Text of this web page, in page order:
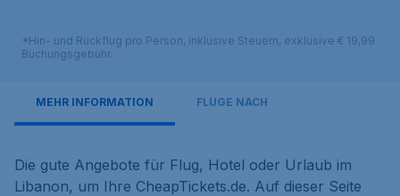
*Hin- und Rückflug pro Person, inklusive Steuern, exklusive € 19,99
Buchungsgebühr.
MEHR INFORMATION FLÜGE NACH
Die gute Angebote für Flug, Hotel oder Urlaub im
Libanon, um Ihre CheapTickets.de. Auf dieser Seite